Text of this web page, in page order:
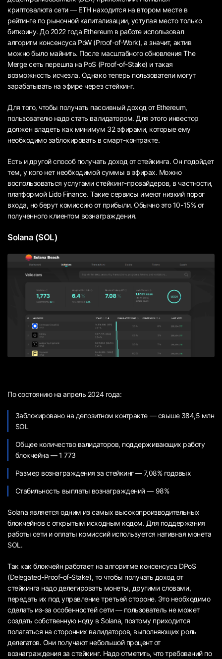
криптовалюта сети — ETH находится на втором месте в
рейтинге по рыночной капитализации, уступая место только
биткоину. До 2022 года Ethereum в работе использовал
алгоритм консенсуса PoW (Proof-of-Work), а значит, актив
можно было майнить. После масштабного обновления The
Merge сеть перешла на PoS (Proof-of-Stake) и такая
возможность исчезла. Однако теперь пользователи могут
зарабатывать на эфире через стейкинг.
Для того, чтобы получать пассивный доход от Ethereum,
пользователю надо стать валидатором. Для этого инвестор
должен владеть как минимум 32 эфирами, которые ему
необходимо заблокировать в смарт-контракте.
Есть и другой способ получать доход от стейкинга. Он подойдет
тем, у кого нет необходимой суммы в эфирах. Можно
воспользоваться услугами стейкинг-провайдеров, в частности,
платформой Lido Finance. Такие сервисы имеют низкий порог
входа, но берут комиссию от прибыли. Обычно это 10-15% от
полученного клиентом вознаграждения.
Solana (SOL)
По состоянию на апрель 2024 года:
Заблокировано на депозитном контракте — свыше 384,5 млн
SOL
Общее количество валидаторов, поддерживающих работу
блокчейна — 1 773
Размер вознаграждения за стейкинг — 7,08% годовых
Стабильность выплаты вознаграждений — 98%
Solana является одним из самых высокопроизводительных
блокчейнов с открытым исходным кодом. Для поддержания
работы сети и оплаты комиссий используется нативная монета
SOL.
Так как блокчейн работает на алгоритме консенсуса DPoS
(Delegated-Proof-of-Stake), то чтобы получать доход от
стейкинга надо делегировать монеты, другими словами,
передать их под управление третьей стороне. Это необходимо
сделать из-за особенностей сети — пользователь не может
создать собственную ноду в Solana, поэтому приходится
полагаться на сторонних валидаторов, выполняющих роль
делегатов. Они получают небольшой процент от
вознаграждения за стейкинг. Надо отметить, что требований по